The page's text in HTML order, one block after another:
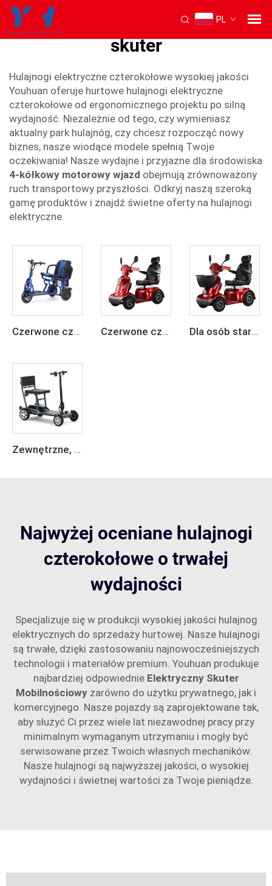
PL
Czterokołowy elektryczny
skuter
Hulajnogi elektryczne czterokołowe wysokiej jakości
Youhuan oferuje hurtowe hulajnogi elektryczne
czterokołowe od ergonomicznego projektu po silną
wydajność. Niezależnie od tego, czy wymieniasz
aktualny park hulajnóg, czy chcesz rozpocząć nowy
biznes, nasze wiodące modele spełnią Twoje
oczekiwania! Nasze wydajne i przyjazne dla środowiska
4-kółkowy motorowy wjazd obejmują zrównoważony
ruch transportowy przyszłości. Odkryj naszą szeroką
gamę produktów i znajdź świetne oferty na hulajnogi
elektryczne.
Czerwone czterokołowe elektryczne krzesło inwalidzkie dla seniorów Czerwone czterokołowe elektryczne krzesło inwalidzkie dla seniorów Dla osób starszych, 4-kołowy elektryczny wózek mobilności do podróżowania
Zewnętrzne, wszystkie tereny, składane 4-kołowe elektryczne wózki mobilności
Najwyżej oceniane hulajnogi
czterokołowe o trwałej
wydajności
Specjalizuje się w produkcji wysokiej jakości hulajnog
elektrycznych do sprzedaży hurtowej. Nasze hulajnogi
są trwałe, dzięki zastosowaniu najnowocześniejszych
technologii i materiałów premium. Youhuan produkuje
najbardziej odpowiednie Elektryczny Skuter
Mobilnościowy zarówno do użytku prywatnego, jak i
komercyjnego. Nasze pojazdy są zaprojektowane tak,
aby służyć Ci przez wiele lat niezawodnej pracy przy
minimalnym wymaganym utrzymaniu i mogły być
serwisowane przez Twoich własnych mechaników.
Nasze hulajnogi są najwyższej jakości, o wysokiej
wydajności i świetnej wartości za Twoje pieniądze.